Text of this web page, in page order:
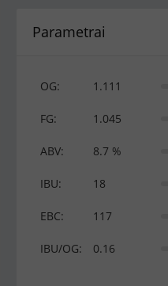
Parametrai
OG: 1.111
FG: 1.045
ABV: 8.7 %
IBU: 18
EBC: 117
IBU/OG:
0.16